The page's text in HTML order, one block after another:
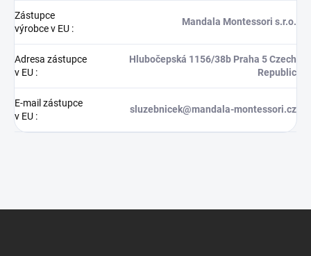
Zástupce
výrobce v EU :
Mandala Montessori s.r.o.
Adresa zástupce
v EU :
Hlubočepská 1156/38b Praha 5 Czech
Republic
E-mail zástupce
v EU :
sluzebnicek@mandala-montessori.cz